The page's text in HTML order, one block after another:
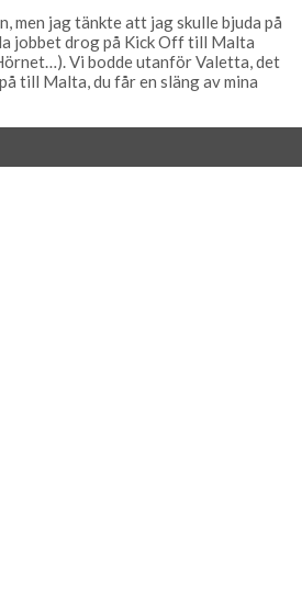
men jag tänkte att jag skulle bjuda på
jobbet drog på Kick Off till Malta
Vi bodde utanför Valetta, det
till Malta, du får en släng av mina